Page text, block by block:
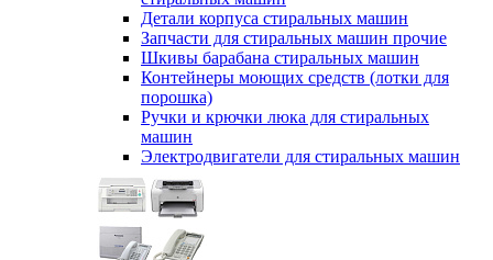
Детали корпуса стиральных машин
Запчасти для стиральных машин прочие
Шкивы барабана стиральных машин
Контейнеры моющих средств (лотки для
порошка)
Ручки и крючки люка для стиральных
машин
Электродвигатели для стиральных машин